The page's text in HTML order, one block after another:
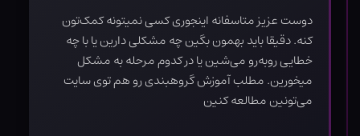
دوست عزیز متاسفانه اینجوری کسی نمیتونه کمک‌تون
کنه. دقیقا باید بهمون بگین چه مشکلی دارین یا با چه
خطایی روبه‌رو می‌شین یا در کدوم مرحله به مشکل
میخورین. مطلب آموزش گروهبندی رو هم توی سایت
می‌تونین مطالعه کنین